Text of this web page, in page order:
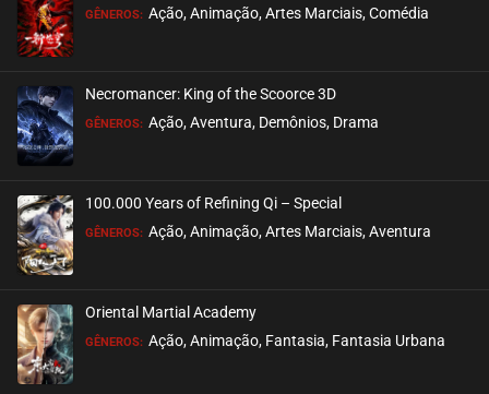
ASSISTIDO
GÊNEROS: Ação, Animação, Artes Marciais, Comédia
Necromancer: King of the Scoorce 3D
GÊNEROS: Ação, Aventura, Demônios, Drama
100.000 Years of Refining Qi – Special
GÊNEROS: Ação, Animação, Artes Marciais, Aventura
Oriental Martial Academy
GÊNEROS: Ação, Animação, Fantasia, Fantasia Urbana